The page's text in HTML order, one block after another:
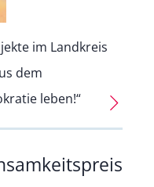
im Landkreis
dem
leben!“